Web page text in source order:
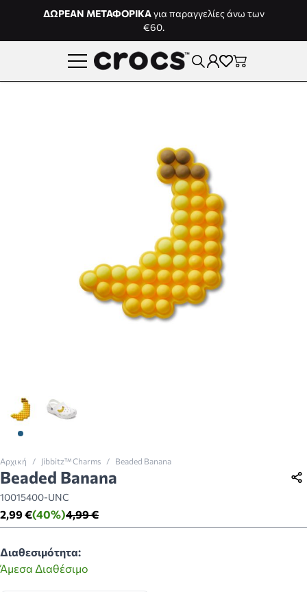
Μετάβαση στο περιεχόμενο
ΔΩΡΕΑΝ ΜΕΤΑΦΟΡΙΚΑγια παραγγελίες άνω των
€60.
View larger image
Αρχική / Jibbitz™ Charms / Beaded Banana
Beaded Banana
10015400-UNC
4,99 €
(40%)
2,99 €
Διαθεσιμότητα:
Άμεσα Διαθέσιμο